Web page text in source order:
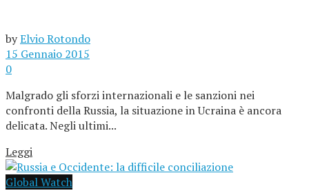
byElvio Rotondo
15 Gennaio 2015
0
Malgrado gli sforzi internazionali e le sanzioni nei
confronti della Russia, la situazione in Ucraina è ancora
delicata. Negli ultimi...
Leggi
Global Watch